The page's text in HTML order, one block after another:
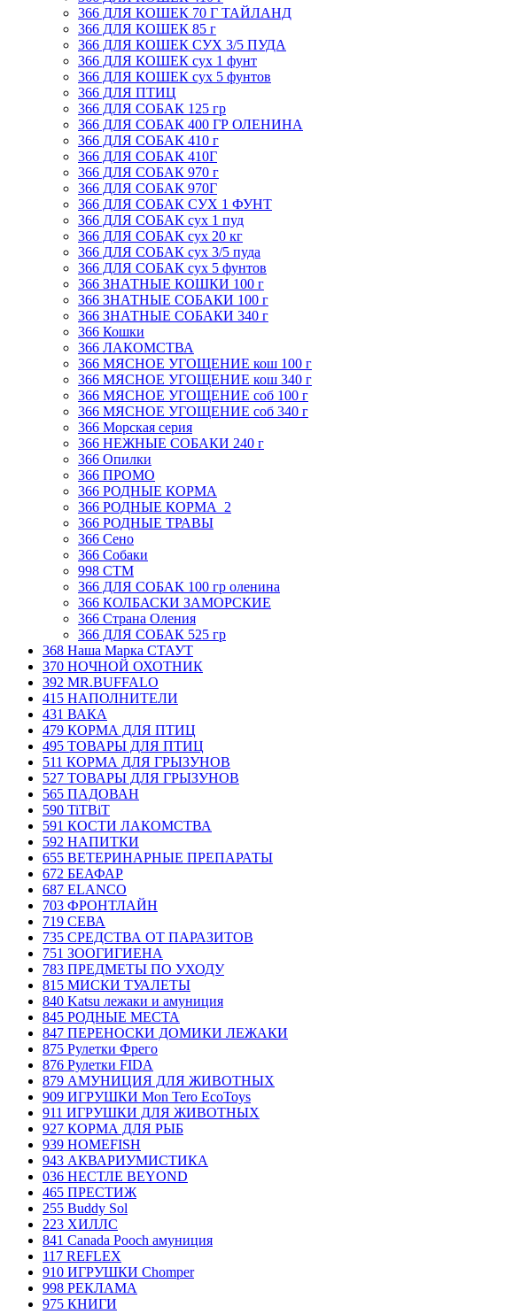
366 ДЛЯ КОШЕК 70 Г ТАЙЛАНД
366 ДЛЯ КОШЕК 85 г
366 ДЛЯ КОШЕК СУХ 3/5 ПУДА
366 ДЛЯ КОШЕК сух 1 фунт
366 ДЛЯ КОШЕК сух 5 фунтов
366 ДЛЯ ПТИЦ
366 ДЛЯ СОБАК 125 гр
366 ДЛЯ СОБАК 400 ГР ОЛЕНИНА
366 ДЛЯ СОБАК 410 г
366 ДЛЯ СОБАК 410Г
366 ДЛЯ СОБАК 970 г
366 ДЛЯ СОБАК 970Г
366 ДЛЯ СОБАК СУХ 1 ФУНТ
366 ДЛЯ СОБАК сух 1 пуд
366 ДЛЯ СОБАК сух 20 кг
366 ДЛЯ СОБАК сух 3/5 пуда
366 ДЛЯ СОБАК сух 5 фунтов
366 ЗНАТНЫЕ КОШКИ 100 г
366 ЗНАТНЫЕ СОБАКИ 100 г
366 ЗНАТНЫЕ СОБАКИ 340 г
366 Кошки
366 ЛАКОМСТВА
366 МЯСНОЕ УГОЩЕНИЕ кош 100 г
366 МЯСНОЕ УГОЩЕНИЕ кош 340 г
366 МЯСНОЕ УГОЩЕНИЕ соб 100 г
366 МЯСНОЕ УГОЩЕНИЕ соб 340 г
366 Морская серия
366 НЕЖНЫЕ СОБАКИ 240 г
366 Опилки
366 ПРОМО
366 РОДНЫЕ КОРМА
366 РОДНЫЕ КОРМА_2
366 РОДНЫЕ ТРАВЫ
366 Сено
366 Собаки
998 СТМ
366 ДЛЯ СОБАК 100 гр оленина
366 КОЛБАСКИ ЗАМОРСКИЕ
366 Страна Оления
366 ДЛЯ СОБАК 525 гр
368 Наша Марка СТАУТ
370 НОЧНОЙ ОХОТНИК
392 MR.BUFFALO
415 НАПОЛНИТЕЛИ
431 ВАКА
479 КОРМА ДЛЯ ПТИЦ
495 ТОВАРЫ ДЛЯ ПТИЦ
511 КОРМА ДЛЯ ГРЫЗУНОВ
527 ТОВАРЫ ДЛЯ ГРЫЗУНОВ
565 ПАДОВАН
590 TiTBiT
591 КОСТИ ЛАКОМСТВА
592 НАПИТКИ
655 ВЕТЕРИНАРНЫЕ ПРЕПАРАТЫ
672 БЕАФАР
687 ELANCO
703 ФРОНТЛАЙН
719 СЕВА
735 СРЕДСТВА ОТ ПАРАЗИТОВ
751 ЗООГИГИЕНА
783 ПРЕДМЕТЫ ПО УХОДУ
815 МИСКИ ТУАЛЕТЫ
840 Katsu лежаки и амуниция
845 РОДНЫЕ МЕСТА
847 ПЕРЕНОСКИ ДОМИКИ ЛЕЖАКИ
875 Рулетки Фрего
876 Рулетки FIDA
879 АМУНИЦИЯ ДЛЯ ЖИВОТНЫХ
909 ИГРУШКИ Mon Tero EcoToys
911 ИГРУШКИ ДЛЯ ЖИВОТНЫХ
927 КОРМА ДЛЯ РЫБ
939 HOMEFISH
943 АКВАРИУМИСТИКА
036 НЕСТЛЕ BEYOND
465 ПРЕСТИЖ
255 Buddy Sol
223 ХИЛЛC
841 Canada Poоch амуниция
117 REFLEX
910 ИГРУШКИ Chomper
998 РЕКЛАМА
975 КНИГИ